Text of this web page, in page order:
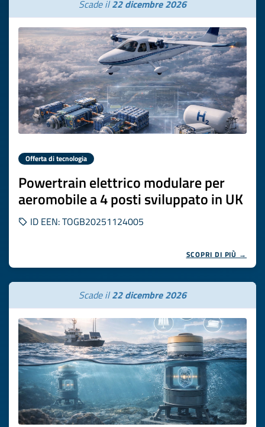
Scade il22 dicembre 2026
Offerta di tecnologia
Powertrain elettrico modulare per
aeromobile a 4 posti sviluppato in UK
ID EEN: TOGB20251124005
SCOPRI DI PIÙ →
Scade il22 dicembre 2026